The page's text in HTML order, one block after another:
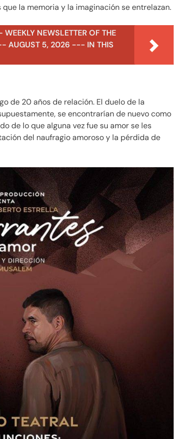
la memoria y la imaginación se entrelazan.
NEWSLETTER OF THE
AUGUST 5, 2026 --- IN THIS
de 20 años de relación. El duelo de la
se encontrarían de nuevo como
de lo que alguna vez fue su amor se les
del naufragio amoroso y la pérdida de